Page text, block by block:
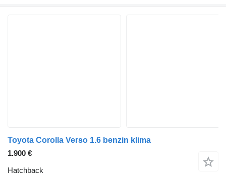
Toyota Corolla Verso 1.6 benzin klima
1.900 €
Hatchback